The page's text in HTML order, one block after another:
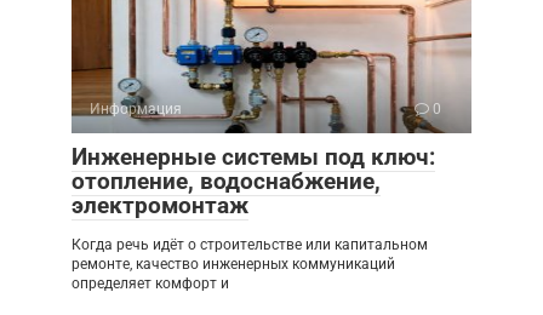
Информация 0
Инженерные системы под ключ:
отопление, водоснабжение,
электромонтаж
Когда речь идёт о строительстве или капитальном
ремонте, качество инженерных коммуникаций
определяет комфорт и